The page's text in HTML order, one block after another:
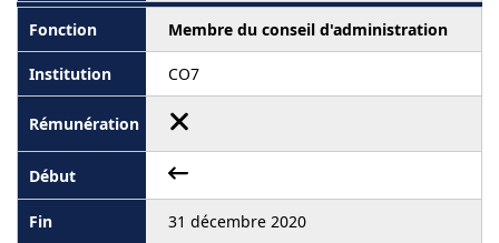
Membre du conseil d'administration
CO7
31 décembre 2020